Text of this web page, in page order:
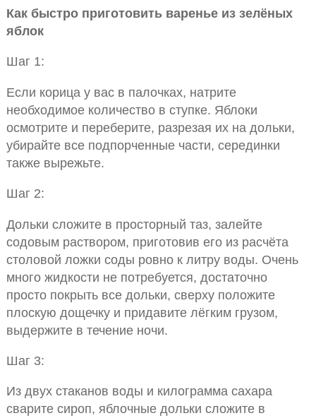
Как быстро приготовить варенье из зелёных
яблок
Шаг 1:
Если корица у вас в палочках, натрите
необходимое количество в ступке. Яблоки
осмотрите и переберите, разрезая их на дольки,
убирайте все подпорченные части, серединки
также вырежьте.
Шаг 2:
Дольки сложите в просторный таз, залейте
содовым раствором, приготовив его из расчёта
столовой ложки соды ровно к литру воды. Очень
много жидкости не потребуется, достаточно
просто покрыть все дольки, сверху положите
плоскую дощечку и придавите лёгким грузом,
выдержите в течение ночи.
Шаг 3:
Из двух стаканов воды и килограмма сахара
сварите сироп, яблочные дольки сложите в